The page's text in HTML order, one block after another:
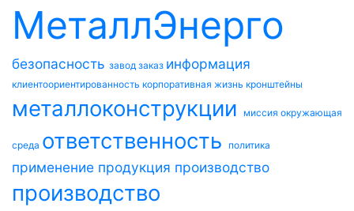
МеталлЭнерго
безопасность завод заказ информация
клиентоориентированность корпоративная жизнь кронштейны
металлоконструкции миссия окружающая
среда ответственность политика
применение продукция производство
производство